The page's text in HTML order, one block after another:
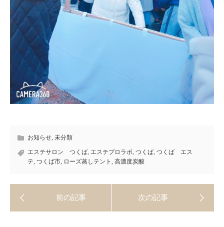
お知らせ, 未分類
エステサロン つくば, エステプロラボ, つくば, つくば エス
テ, つくば市, ローズ蒸しテント , 高濃度炭酸